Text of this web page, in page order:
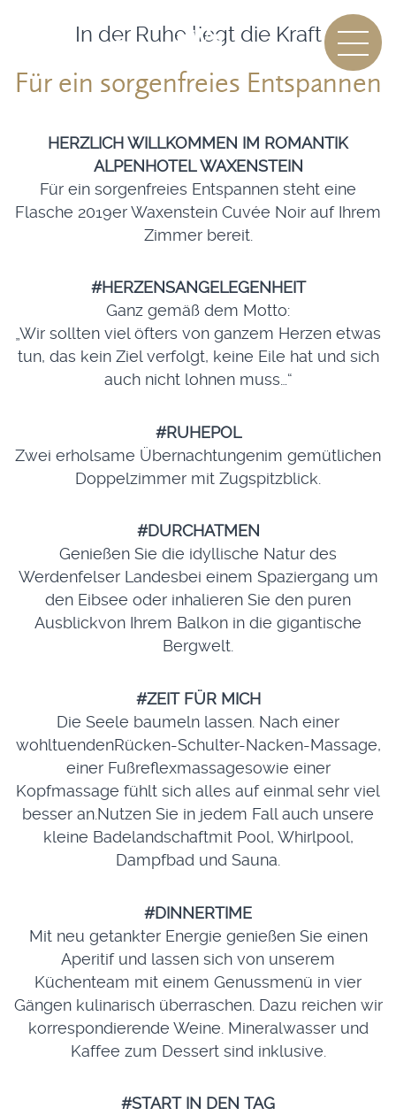
In der Ruhe liegt die Kraft
Für ein sorgenfreies Entspannen
HERZLICH WILLKOMMEN IM ROMANTIK
ALPENHOTEL WAXENSTEIN
Für ein sorgenfreies Entspannen steht eine
Flasche 2019er Waxenstein Cuvée Noir auf Ihrem
Zimmer bereit.
#HERZENSANGELEGENHEIT
Ganz gemäß dem Motto:
„Wir sollten viel öfters von ganzem Herzen etwas
tun, das kein Ziel verfolgt, keine Eile hat und sich
auch nicht lohnen muss…“
#RUHEPOL
Zwei erholsame Übernachtungenim gemütlichen
Doppelzimmer mit Zugspitzblick.
#DURCHATMEN
Genießen Sie die idyllische Natur des
Werdenfelser Landesbei einem Spaziergang um
den Eibsee oder inhalieren Sie den puren
Ausblickvon Ihrem Balkon in die gigantische
Bergwelt.
#ZEIT FÜR MICH
Die Seele baumeln lassen. Nach einer
wohltuendenRücken-Schulter-Nacken-Massage,
einer Fußreflexmassagesowie einer
Kopfmassage fühlt sich alles auf einmal sehr viel
besser an.Nutzen Sie in jedem Fall auch unsere
kleine Badelandschaftmit Pool, Whirlpool,
Dampfbad und Sauna.
#DINNERTIME
Mit neu getankter Energie genießen Sie einen
Aperitif und lassen sich von unserem
Küchenteam mit einem Genussmenü in vier
Gängen kulinarisch überraschen. Dazu reichen wir
korrespondierende Weine. Mineralwasser und
Kaffee zum Dessert sind inklusive.
#START IN DEN TAG